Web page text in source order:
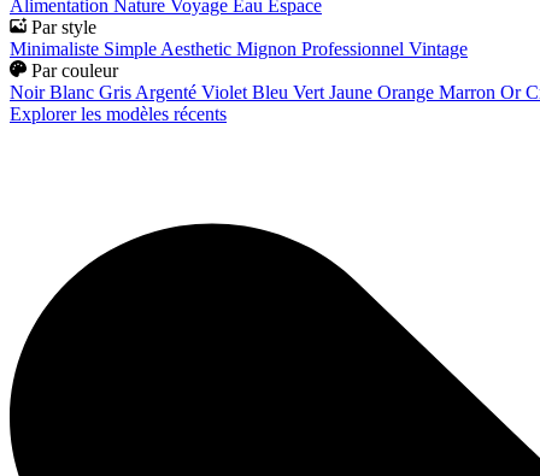
Alimentation Nature Voyage Eau Espace
Par style
Minimaliste Simple Aesthetic Mignon Professionnel Vintage
Par couleur
Noir Blanc Gris Argenté Violet Bleu Vert Jaune Orange Marron Or
Explorer les modèles récents